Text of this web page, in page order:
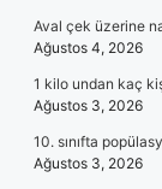
Aval çek üzerine
Ağustos 4, 2026
1 kilo undan kaç
Ağustos 3, 2026
10. sınıfta
Ağustos 3, 2026